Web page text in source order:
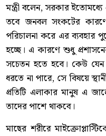
মন্ত্রী বলেন, সরকার
তবে জনবল সংকটের
পরিচালনা করে এর ব্যবহার
হচ্ছে। এ কারণে শুধু
সচেতন হতে হবে। কেউ যেন
ধরতে না পারে, সে বিষয়ে
প্রতিটি এলাকার মানুষ এ
তাদের পাশে থাকবে।
মাছের শরীরে